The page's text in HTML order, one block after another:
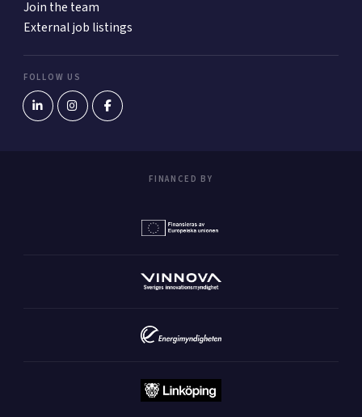
Join the team
External job listings
FOLLOW US
FINANCED BY